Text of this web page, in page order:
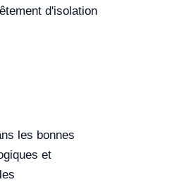
d'isolation
les bonnes
et